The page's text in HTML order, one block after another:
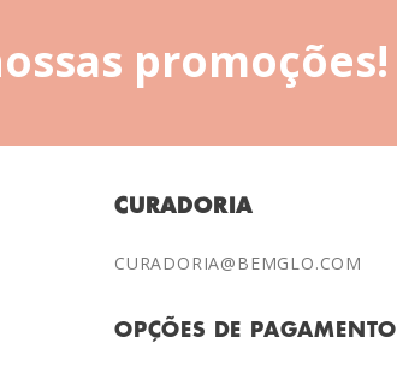
promoções!
CURADORIA
CURADORIA@BEMGLO.COM
OPÇÕES DE PAGAMENTO